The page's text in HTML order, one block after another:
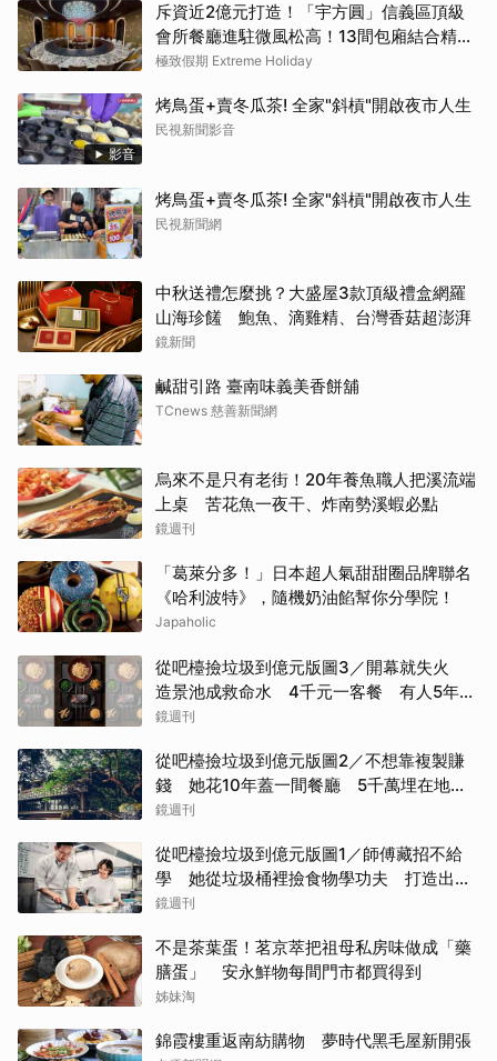
斥資近2億元打造！「宇方圓」信義區頂級
會所餐廳進駐微風松高！13間包廂結合精緻
粵菜與社交娛樂
極致假期 Extreme Holiday
影音
烤鳥蛋+賣冬瓜茶! 全家"斜槓"開啟夜市人生
民視新聞影音
烤鳥蛋+賣冬瓜茶! 全家"斜槓"開啟夜市人生
民視新聞網
中秋送禮怎麼挑？大盛屋3款頂級禮盒網羅
山海珍饈 鮑魚、滴雞精、台灣香菇超澎湃
鏡新聞
鹹甜引路 臺南味義美香餅舖
TCnews 慈善新聞網
烏來不是只有老街！20年養魚職人把溪流端
上桌 苦花魚一夜干、炸南勢溪蝦必點
鏡週刊
「葛萊分多！」日本超人氣甜甜圈品牌聯名
《哈利波特》，隨機奶油餡幫你分學院！
Japaholic
從吧檯撿垃圾到億元版圖3／開幕就失火
造景池成救命水 4千元一客餐 有人5年吃
了50次
鏡週刊
從吧檯撿垃圾到億元版圖2／不想靠複製賺
錢 她花10年蓋一間餐廳 5千萬埋在地下
瀕臨破產
鏡週刊
從吧檯撿垃圾到億元版圖1／師傅藏招不給
學 她從垃圾桶裡撿食物學功夫 打造出最
難訂的餐廳
鏡週刊
不是茶葉蛋！茗京萃把祖母私房味做成「藥
膳蛋」 安永鮮物每間門市都買得到
姊妹淘
錦霞樓重返南紡購物 夢時代黑毛屋新開張